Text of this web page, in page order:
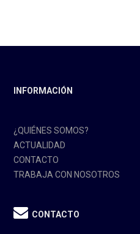
INFORMACIÓN
¿QUIÉNES SOMOS?
ACTUALIDAD
CONTACTO
TRABAJA CON NOSOTROS
CONTACTO